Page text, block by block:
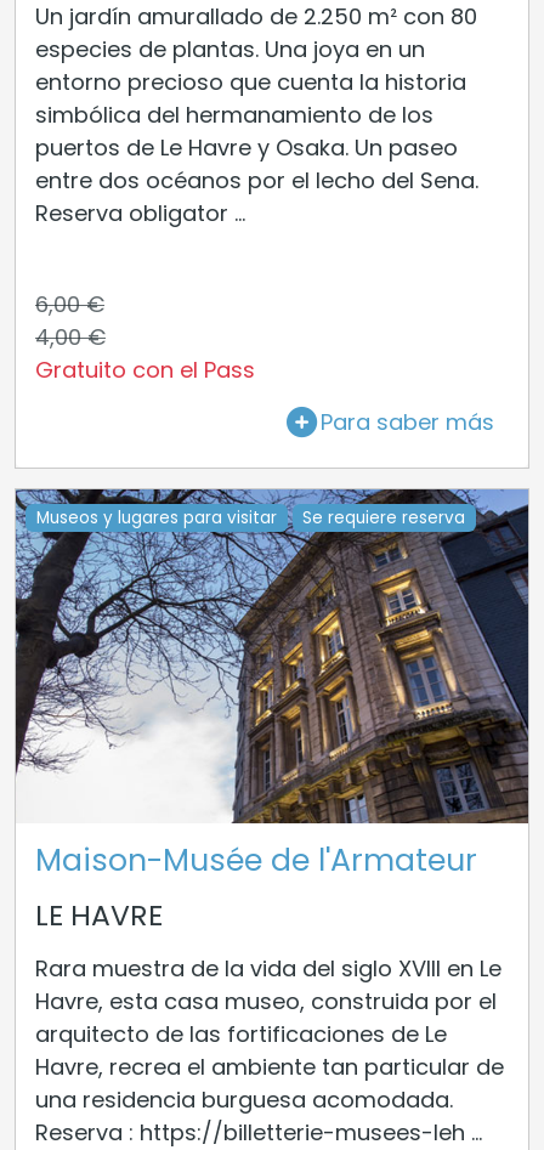
Un jardín amurallado de 2.250 m² con 80
especies de plantas. Una joya en un
entorno precioso que cuenta la historia
simbólica del hermanamiento de los
puertos de Le Havre y Osaka. Un paseo
entre dos océanos por el lecho del Sena.
Reserva obligator ...
6,00 €
4,00 €
Gratuito con el Pass
Para saber más
Museos y lugares para visitar Se requiere reserva
Maison-Musée de l'Armateur
LE HAVRE
Rara muestra de la vida del siglo XVIII en Le
Havre, esta casa museo, construida por el
arquitecto de las fortificaciones de Le
Havre, recrea el ambiente tan particular de
una residencia burguesa acomodada.
Reserva : https://billetterie-musees-leh ...